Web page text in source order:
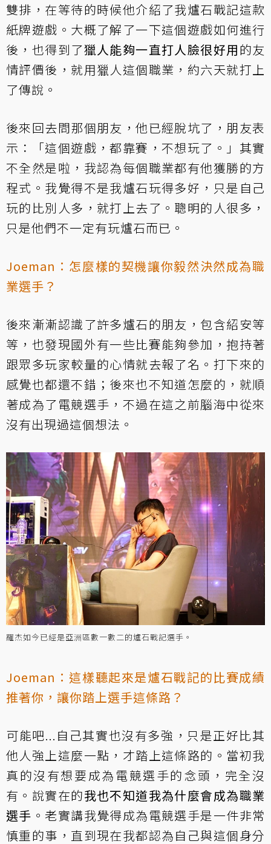
雙排，在等待的時候他介紹了我爐石戰記這款
紙牌遊戲。大概了解了一下這個遊戲如何進行
後，也得到了獵人能夠一直打人臉很好用的友
情評價後，就用獵人這個職業，約六天就打上
了傳說。
後來回去問那個朋友，他已經脫坑了，朋友表
示：「這個遊戲，都靠賽，不想玩了。」其實
不全然是啦，我認為每個職業都有他獲勝的方
程式。我覺得不是我爐石玩得多好，只是自己
玩的比別人多，就打上去了。聰明的人很多，
只是他們不一定有玩爐石而已。
Joeman：怎麼樣的契機讓你毅然決然成為職
業選手？
後來漸漸認識了許多爐石的朋友，包含紹安等
等，也發現國外有一些比賽能夠參加，抱持著
跟眾多玩家較量的心情就去報了名。打下來的
感覺也都還不錯；後來也不知道怎麼的，就順
著成為了電競選手，不過在這之前腦海中從來
沒有出現過這個想法。
羅杰如今已經是亞洲區數一數二的爐石戰記選手。
Joeman：這樣聽起來是爐石戰記的比賽成績
推著你，讓你踏上選手這條路？
可能吧...自己其實也沒有多強，只是正好比其
他人強上這麼一點，才踏上這條路的。當初我
真的沒有想要成為電競選手的念頭，完全沒
有。說實在的我也不知道我為什麼會成為職業
選手 。老實講我覺得成為電競選手是一件非常
慎重的事，直到現在我都認為自己與這個身分